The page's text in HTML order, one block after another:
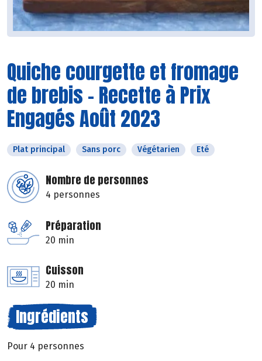
Quiche courgette et fromage
de brebis - Recette à Prix
Engagés Août 2023
Plat principal Sans porc Végétarien Eté
Nombre de personnes
4 personnes
Préparation
20 min
Cuisson
20 min
Ingrédients
Pour 4 personnes